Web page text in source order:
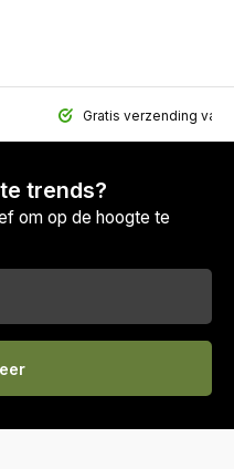
Gratis verzending
trends?
om op de hoogte te